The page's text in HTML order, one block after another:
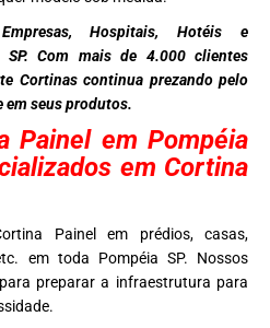
Hospitais, Hotéis e
SP. Com mais de 4.000 clientes
Cortinas continua prezando pelo
em seus produtos.
Painel em Pompéia
em Cortina
Painel em prédios, casas,
em toda Pompéia SP. Nossos
preparar a infraestrutura para